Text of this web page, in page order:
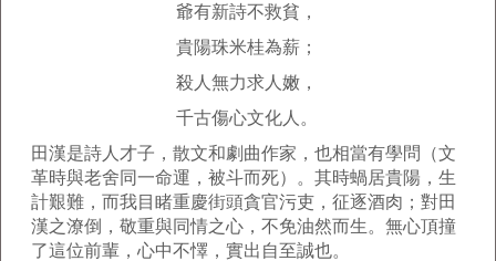
爺有新詩不救貧，
貴陽珠米桂為薪；
殺人無力求人嫩，
千古傷心文化人。
田漢是詩人才子，散文和劇曲作家，也相當有學問（文
革時與老舍同一命運，被斗而死）。其時蝸居貴陽，生
計艱難，而我目睹重慶街頭貪官污吏，征逐酒肉；對田
漢之潦倒，敬重與同情之心，不免油然而生。無心頂撞
了這位前輩，心中不懌，實出自至誠也。